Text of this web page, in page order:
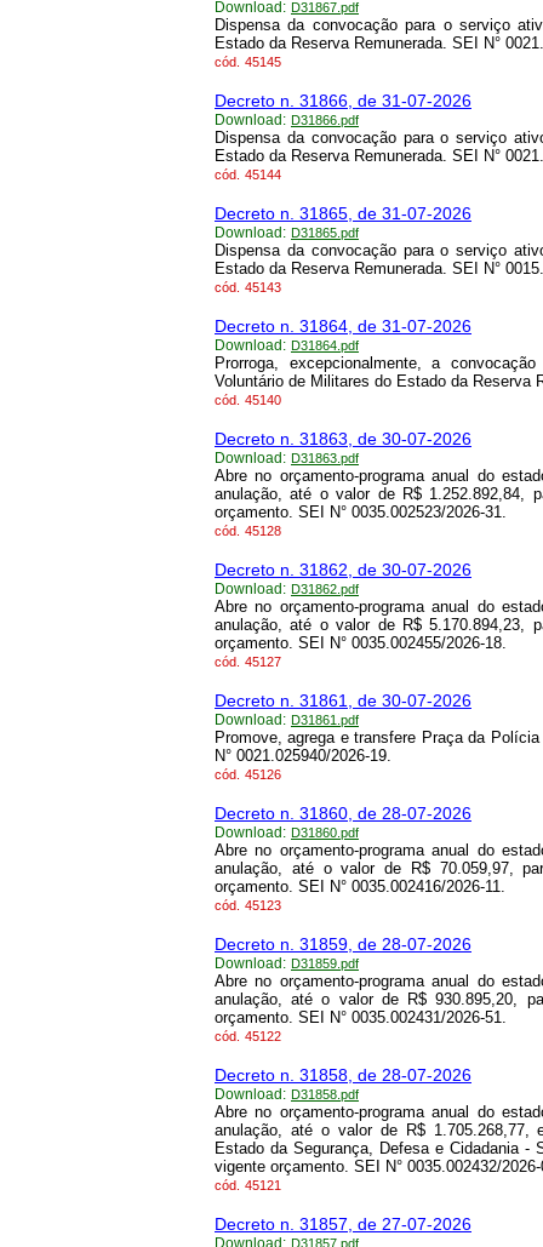
Download: D31867.pdf
Dispensa da convocação para o serviço
Estado da Reserva Remunerada. SEI N°
cód. 45145
Decreto n. 31866, de 31-07-2026
Download: D31866.pdf
Dispensa da convocação para o serviço
Estado da Reserva Remunerada. SEI N°
cód. 45144
Decreto n. 31865, de 31-07-2026
Download: D31865.pdf
Dispensa da convocação para o serviço
Estado da Reserva Remunerada. SEI N°
cód. 45143
Decreto n. 31864, de 31-07-2026
Download: D31864.pdf
Prorroga, excepcionalmente, a
Voluntário de Militares do Estado da Reserva
cód. 45140
Decreto n. 31863, de 30-07-2026
Download: D31863.pdf
Abre no orçamento-programa anual do
anulação, até o valor de R$ 1.252.892,84,
orçamento. SEI N° 0035.002523/2026-31.
cód. 45128
Decreto n. 31862, de 30-07-2026
Download: D31862.pdf
Abre no orçamento-programa anual do
anulação, até o valor de R$ 5.170.894,23,
orçamento. SEI N° 0035.002455/2026-18.
cód. 45127
Decreto n. 31861, de 30-07-2026
Download: D31861.pdf
Promove, agrega e transfere Praça da
N° 0021.025940/2026-19.
cód. 45126
Decreto n. 31860, de 28-07-2026
Download: D31860.pdf
Abre no orçamento-programa anual do
anulação, até o valor de R$ 70.059,97,
orçamento. SEI N° 0035.002416/2026-11.
cód. 45123
Decreto n. 31859, de 28-07-2026
Download: D31859.pdf
Abre no orçamento-programa anual do
anulação, até o valor de R$ 930.895,20,
orçamento. SEI N° 0035.002431/2026-51.
cód. 45122
Decreto n. 31858, de 28-07-2026
Download: D31858.pdf
Abre no orçamento-programa anual do
anulação, até o valor de R$ 1.705.268,77,
Estado da Segurança, Defesa e Cidadania -
vigente orçamento. SEI N° 0035.002432/
cód. 45121
Decreto n. 31857, de 27-07-2026
D31857.pdf